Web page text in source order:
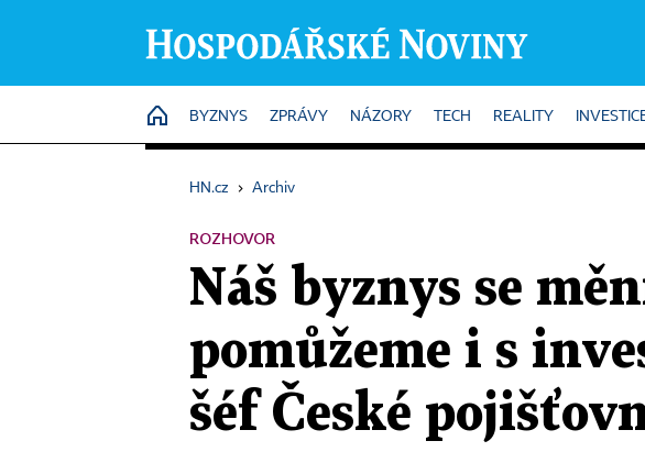
HOME
BYZNYS ZPRÁVY NÁZORY TECH REALITY
HN.cz › Archiv
ROZHOVOR
Náš byznys se
pomůžeme i s
šéf České